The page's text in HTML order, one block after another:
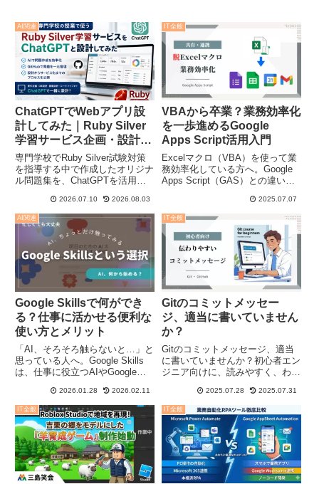
AI関連
ChatGPTでWebアプリ設
計してみた｜Ruby Silver
学習サービス企画・設計事
例
専門学校でRuby Silver試験対策
を指導する中で作成したオリジナ
ル問題集を、ChatGPTを活用し
を行いました。要件定義からDB
設計、画面設計までのプロセスを
紹介します。
2026.07.10 2026.08.03
IT全般
VBAから卒業？業務効率化
を一歩進めるGoogle
Apps Script活用入門
Excelマクロ（VBA）を使って業
務効率化している方へ。Google
Apps Script（GAS）との違いや
解消するポイントを、やさしく解
説します。
2025.07.07
AI関連
Google Skillsで何ができ
る？仕事に活かせる便利な
使い方とメリット
「AI、そろそろ触らないと…」と
思っている人へ。Google Skills
は、仕事に役立つAIやGoogleツ
ビスです。2026.01.28 2026.02.11
IT全般
Gitのコミットメッセー
ジ、適当に書いていません
か？
Gitのコミットメッセージ、適当
に書いていませんか？初心者エン
ジニア向けに、読みやすく、わか
のコツを紹介します！
2025.07.28 2025.07.31
IT全般 IT全般